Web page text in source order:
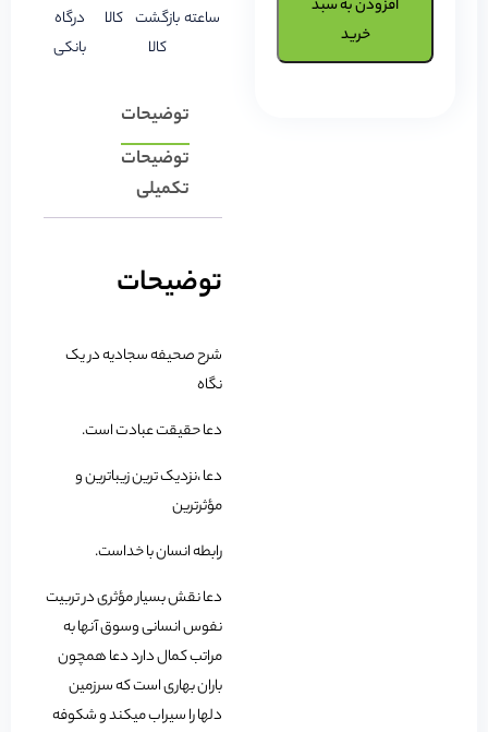
افزودن به سبد
خرید
ساعتهبازگشت
کالا
کالا
درگاه
بانکی
توضیحات
توضیحات
تکمیلی
توضیحات
شرح صحیفه سجادیه در یک
نگاه
دعا حقیقت عبادت است.
دعا ،نزدیک ترین زیباترین و
مؤثرترین
رابطه انسان با خداست.
دعا نقش بسیار مؤثری در تربیت
نفوس انسانی وسوق آنها به
مراتب کمال دارد دعا همچون
باران بهاری است که سرزمین
دلها را سیراب میکند و شکوفه